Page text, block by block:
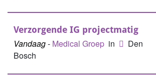
Verzorgende IG projectmatig
Vandaag- Medical Groep in
Den
Bosch